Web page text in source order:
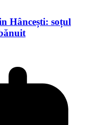
Hâncești: soțul